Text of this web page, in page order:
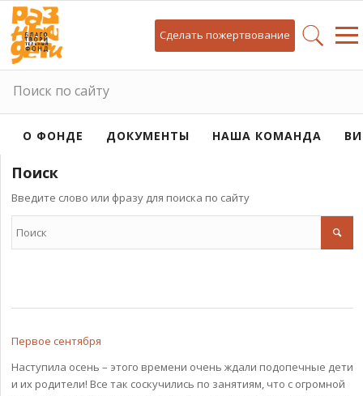
Сделать пожертвование
Поиск по сайту
О ФОНДЕ ДОКУМЕНТЫ НАША КОМАНДА
Поиск
Введите слово или фразу для поиска по сайту
Первое сентября
Наступила осень – этого времени очень ждали подопечные дети
и их родители! Все так соскучились по занятиям, что с огромной